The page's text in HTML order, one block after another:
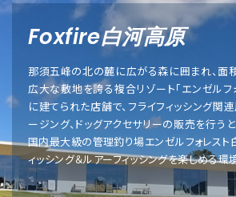
Foxfire白河高原
那須五峰の北の麓に広がる森に囲まれ、面
広大な敷地を誇る複合リゾート「エンゼルフ
に建てられた店舗で、フライフィッシング関
ージング、ドッグアクセサリーの販売を行う
国内最大級の管理釣り場エンゼルフォレスト
ィッシング＆ルアーフィッシングを楽しめる環